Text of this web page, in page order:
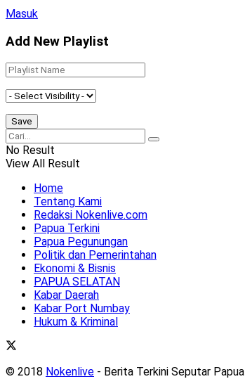
Masuk
Add New Playlist
No Result
View All Result
Home
Tentang Kami
Redaksi Nokenlive.com
Papua Terkini
Papua Pegunungan
Politik dan Pemerintahan
Ekonomi & Bisnis
PAPUA SELATAN
Kabar Daerah
Kabar Port Numbay
Hukum & Kriminal
© 2018 Nokenlive - Berita Terkini Seputar Papua